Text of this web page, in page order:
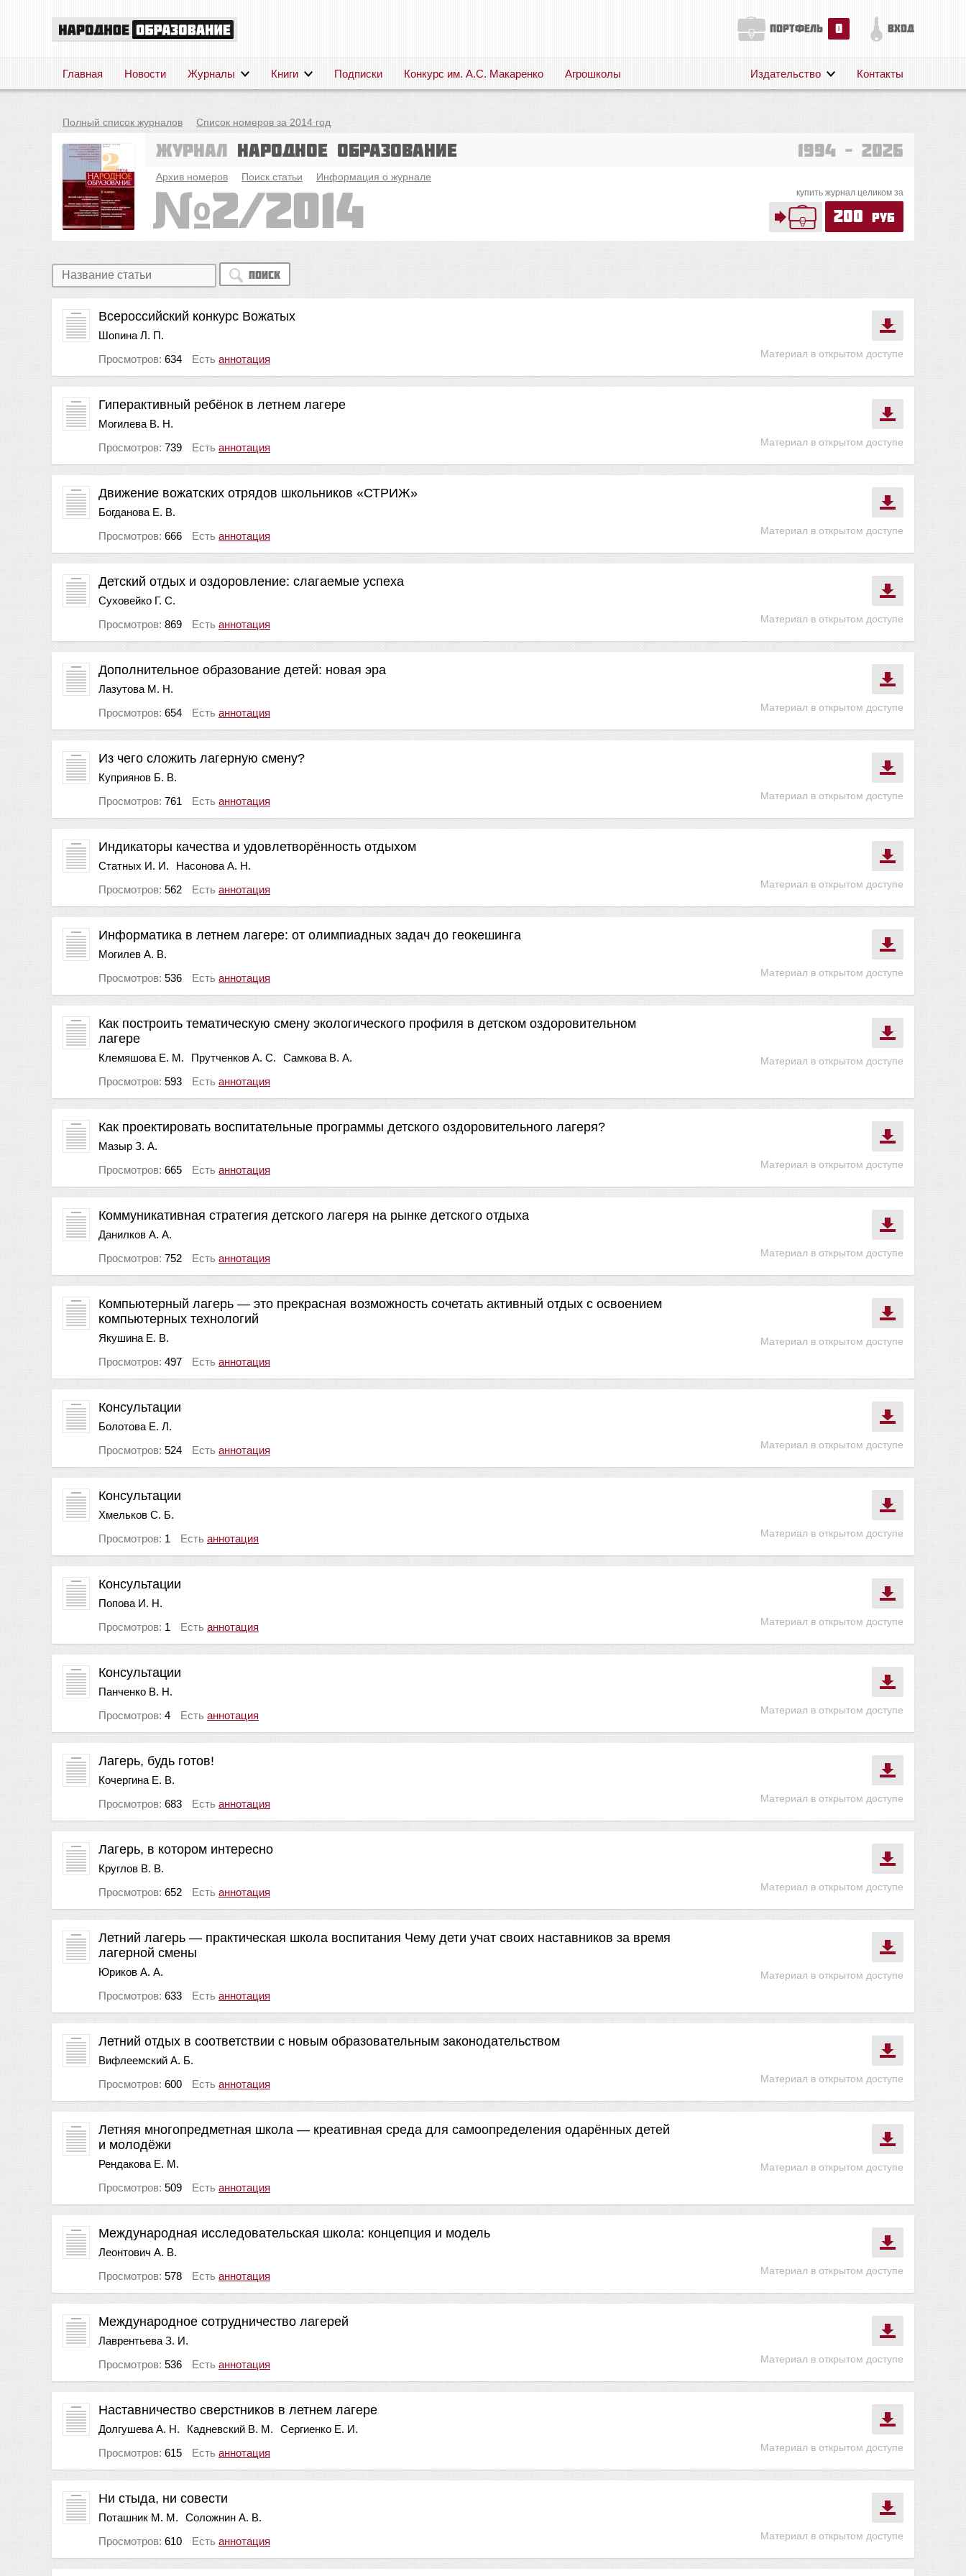
портфель 0 вход
Главная Новости Журналы Книги Подписки Конкурс им. А.С. Макаренко Агрошколы
Поддержка
Издательство Контакты
Полный список журналов Список номеров за 2014 год
Журнал Народное образование 1994 – 2026
Архив номеров Поиск статьи Информация о журнале
купить журнал целиком за
200 руб
2/2014
Поиск
Материал в открытом доступе
Всероссийский конкурс Вожатых
Шопина Л. П.
Просмотров: 634 Есть аннотация
Материал в открытом доступе
Гиперактивный ребёнок в летнем лагере
Могилева В. Н.
Просмотров: 739 Есть аннотация
Материал в открытом доступе
Движение вожатских отрядов школьников «СТРИЖ»
Богданова Е. В.
Просмотров: 666 Есть аннотация
Материал в открытом доступе
Детский отдых и оздоровление: слагаемые успеха
Суховейко Г. С.
Просмотров: 869 Есть аннотация
Материал в открытом доступе
Дополнительное образование детей: новая эра
Лазутова М. Н.
Просмотров: 654 Есть аннотация
Материал в открытом доступе
Из чего сложить лагерную смену?
Куприянов Б. В.
Просмотров: 761 Есть аннотация
Материал в открытом доступе
Индикаторы качества и удовлетворённость отдыхом
Статных И. И.
Насонова А. Н.
Просмотров: 562 Есть аннотация
Материал в открытом доступе
Информатика в летнем лагере: от олимпиадных задач до геокешинга
Могилев А. В.
Просмотров: 536 Есть аннотация
Материал в открытом доступе
Как построить тематическую смену экологического профиля в детском оздоровительном
лагере
Клемяшова Е. М. Прутченков А. С.
Самкова В. А.
Просмотров: 593 Есть аннотация
Материал в открытом доступе
Как проектировать воспитательные программы детского оздоровительного лагеря?
Мазыр З. А.
Просмотров: 665 Есть аннотация
Материал в открытом доступе
Коммуникативная стратегия детского лагеря на рынке детского отдыха
Данилков А. А.
Просмотров: 752 Есть аннотация
Материал в открытом доступе
Компьютерный лагерь — это прекрасная возможность сочетать активный отдых с освоением
компьютерных технологий
Якушина Е. В.
Просмотров: 497 Есть аннотация
Материал в открытом доступе
Консультации
Болотова Е. Л.
Просмотров: 524 Есть аннотация
Материал в открытом доступе
Консультации
Хмельков С. Б.
Просмотров: 1 Есть аннотация
Материал в открытом доступе
Консультации
Попова И. Н.
Просмотров: 1 Есть аннотация
Материал в открытом доступе
Консультации
Панченко В. Н.
Просмотров: 4 Есть аннотация
Материал в открытом доступе
Лагерь, будь готов!
Кочергина Е. В.
Просмотров: 683 Есть аннотация
Материал в открытом доступе
Лагерь, в котором интересно
Круглов В. В.
Просмотров: 652 Есть аннотация
Материал в открытом доступе
Летний лагерь — практическая школа воспитания Чему дети учат своих наставников за время
лагерной смены
Юриков А. А.
Просмотров: 633 Есть аннотация
Материал в открытом доступе
Летний отдых в соответствии с новым образовательным законодательством
Вифлеемский А. Б.
Просмотров: 600 Есть аннотация
Материал в открытом доступе
Летняя многопредметная школа — креативная среда для самоопределения одарённых детей
и молодёжи
Рендакова Е. М.
Просмотров: 509 Есть аннотация
Материал в открытом доступе
Международная исследовательская школа: концепция и модель
Леонтович А. В.
Просмотров: 578 Есть аннотация
Материал в открытом доступе
Международное сотрудничество лагерей
Лаврентьева З. И.
Просмотров: 536 Есть аннотация
Материал в открытом доступе
Наставничество сверстников в летнем лагере
Долгушева А. Н. Кадневский В. М.
Сергиенко Е. И.
Просмотров: 615 Есть аннотация
Материал в открытом доступе
Ни стыда, ни совести
Поташник М. М.
Соложнин А. В.
Просмотров: 610 Есть аннотация